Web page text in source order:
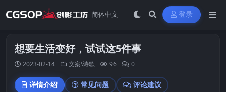
登录
想要生活变好，试试这5件事
2023-02-14 文案\诗歌 96 0
详情介绍 常见问题 评论建议